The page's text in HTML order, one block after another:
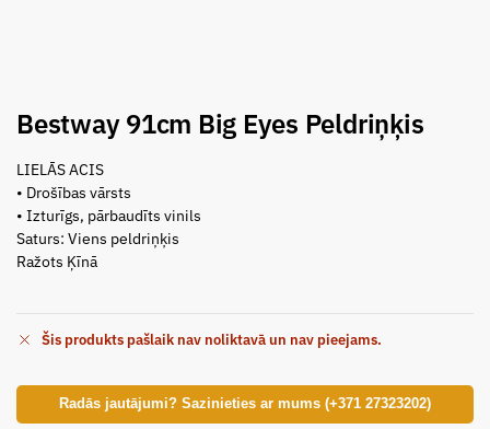
Bestway 91cm Big Eyes Peldriņķis
LIELĀS ACIS
• Drošības vārsts
• Izturīgs, pārbaudīts vinils
Saturs: Viens peldriņķis
Ražots Ķīnā
Šis produkts pašlaik nav noliktavā un nav pieejams.
Radās jautājumi? Sazinieties ar mums (+371 27323202)